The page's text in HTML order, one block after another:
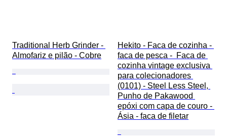
Traditional Herb Grinder -
Almofariz e pilão - Cobre
Hekito - Faca de cozinha -
faca de pesca -  Faca de
cozinha vintage exclusiva
para colecionadores
(0101) - Steel Less Steel,
Punho de Pakawood
epóxi com capa de couro -
Ásia - faca de filetar